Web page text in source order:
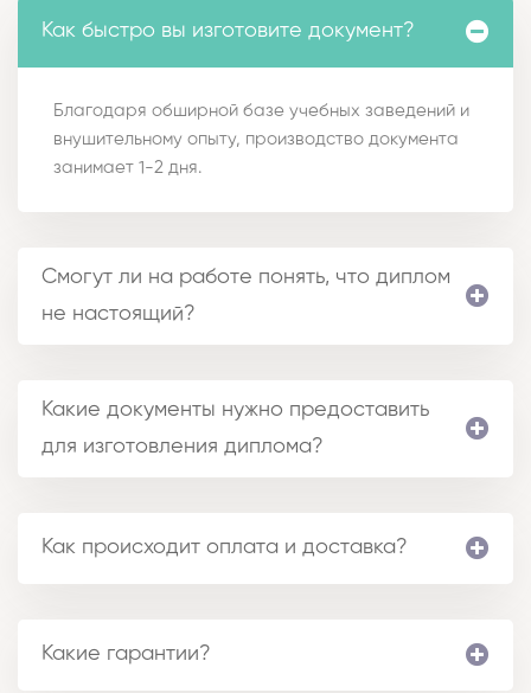
Как быстро вы изготовите документ?
Благодаря обширной базе учебных заведений и
внушительному опыту, производство документа
занимает 1-2 дня.
Смогут ли на работе понять, что диплом
не настоящий?
Какие документы нужно предоставить
для изготовления диплома?
Как происходит оплата и доставка?
Какие гарантии?